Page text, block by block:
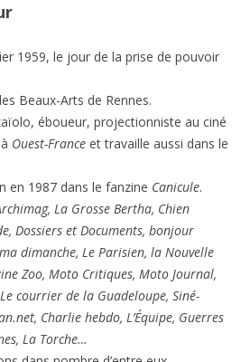
1959, le jour de la prise de pouvoir
Beaux-Arts de Rennes.
éboueur, projectionniste au ciné
Ouest-France et travaille aussi dans le
en 1987 dans le fanzine Canicule.
La Grosse Bertha, Chien
Dossiers et Documents, bonjour
dimanche, Le Parisien, la Nouvelle
Zoo, Moto Critiques, Moto Journal,
courrier de la Guadeloupe, Siné-
Charlie hebdo, L’Équipe, Guerres
La Torche…